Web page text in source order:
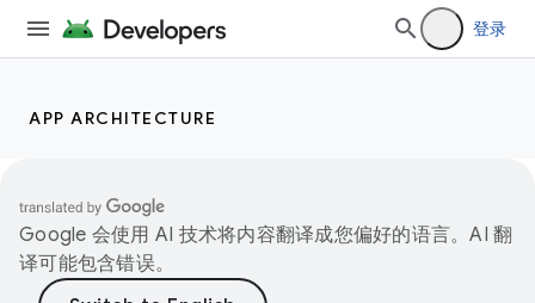
登录
APP ARCHITECTURE
Google 会使用 AI 技术将内容翻译成您偏好的语言。AI 翻
译可能包含错误。